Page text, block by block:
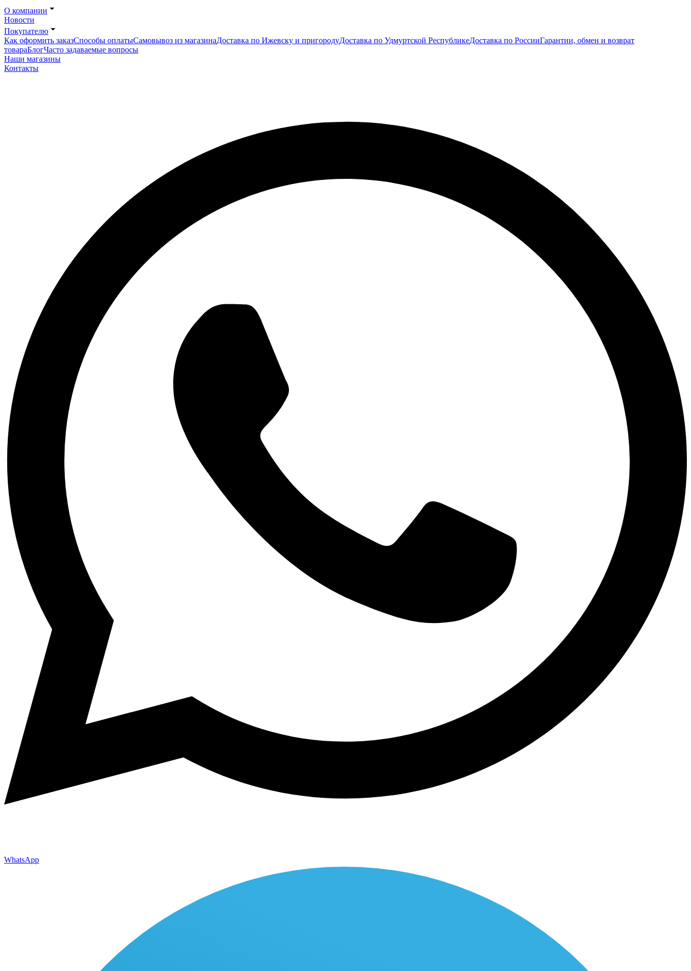
О компании
Новости
Покупателю
Как оформить заказСпособы оплатыСамовывоз из магазинаДоставка по Ижевску и пригородуДоставка по Удмуртской РеспубликеДоставка по РоссииГарантии, обмен и возврат
товараБлогЧасто задаваемые вопросы
Наши магазины
Контакты
WhatsApp